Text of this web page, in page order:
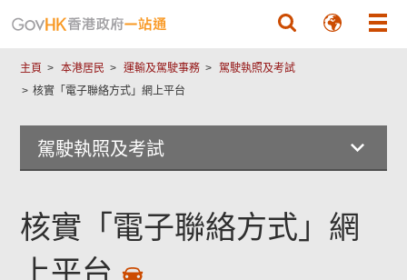
主頁 本港居民 運輸及駕駛事務
駕駛執照及考試
核實「電子聯絡方式」網上平台
駕駛執照及考試
核實「電子聯絡方式」網
上平台